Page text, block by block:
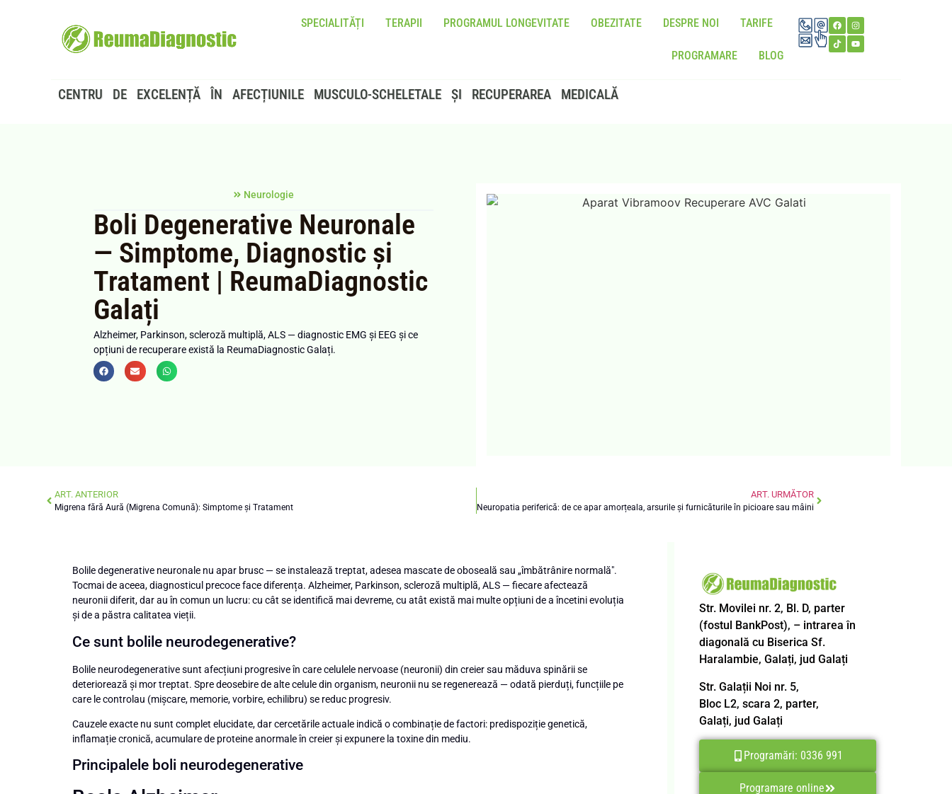
SPECIALITĂȚI TERAPII PROGRAMUL LONGEVITATE OBEZITATE DESPRE NOI TARIFE
PROGRAMARE BLOG
CENTRU DE EXCELENȚĂ ÎN AFECȚIUNILE MUSCULO-SCHELETALE ȘI RECUPERAREA MEDICALĂ
Neurologie
Boli Degenerative Neuronale
— Simptome, Diagnostic și
Tratament | ReumaDiagnostic
Galați
Alzheimer, Parkinson, scleroză multiplă, ALS — diagnostic EMG și EEG și ce
opțiuni de recuperare există la ReumaDiagnostic Galați.
ART. ANTERIOR
Migrena fără Aură (Migrena Comună): Simptome și Tratament
ART. URMĂTOR
Neuropatia periferică: de ce apar amorțeala, arsurile și furnicăturile în picioare sau mâini
Bolile degenerative neuronale nu apar brusc — se instalează treptat, adesea mascate de oboseală sau „îmbătrânire normală".
Tocmai de aceea, diagnosticul precoce face diferența. Alzheimer, Parkinson, scleroză multiplă, ALS — fiecare afectează
neuronii diferit, dar au în comun un lucru: cu cât se identifică mai devreme, cu atât există mai multe opțiuni de a încetini evoluția
și de a păstra calitatea vieții.
Ce sunt bolile neurodegenerative?
Bolile neurodegenerative sunt afecțiuni progresive în care celulele nervoase (neuronii) din creier sau măduva spinării se
deteriorează și mor treptat. Spre deosebire de alte celule din organism, neuronii nu se regenerează — odată pierduți, funcțiile pe
care le controlau (mișcare, memorie, vorbire, echilibru) se reduc progresiv.
Cauzele exacte nu sunt complet elucidate, dar cercetările actuale indică o combinație de factori: predispoziție genetică,
inflamație cronică, acumulare de proteine anormale în creier și expunere la toxine din mediu.
Principalele boli neurodegenerative
Str. Movilei nr. 2, Bl. D, parter
(fostul BankPost), – intrarea în
diagonală cu Biserica Sf.
Haralambie, Galați, jud Galați
Str. Galații Noi nr. 5,
Bloc L2, scara 2, parter,
Galați, jud Galați
Programări: 0336 991
Programare online